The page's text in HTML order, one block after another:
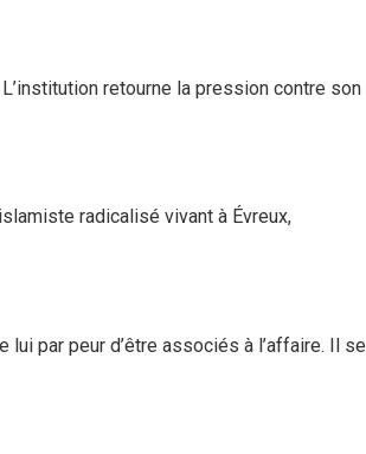
retourne la pression contre son
radicalisé vivant à Évreux,
par peur d’être associés à l’affaire. Il se